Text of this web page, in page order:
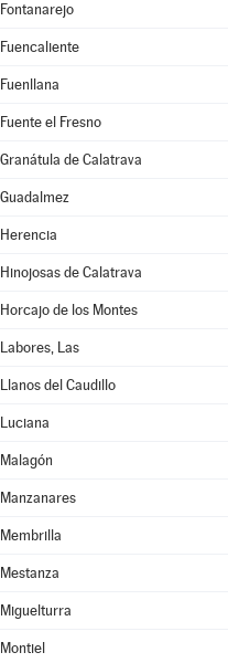
Fontanarejo
Fuencaliente
Fuenllana
Fuente el Fresno
Granátula de Calatrava
Guadalmez
Herencia
Hinojosas de Calatrava
Horcajo de los Montes
Labores, Las
Llanos del Caudillo
Luciana
Malagón
Manzanares
Membrilla
Mestanza
Miguelturra
Montiel